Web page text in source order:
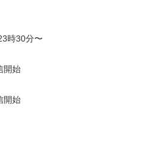
時30分〜
開始
開始